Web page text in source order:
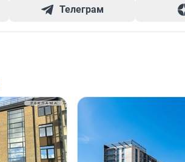
Телеграм